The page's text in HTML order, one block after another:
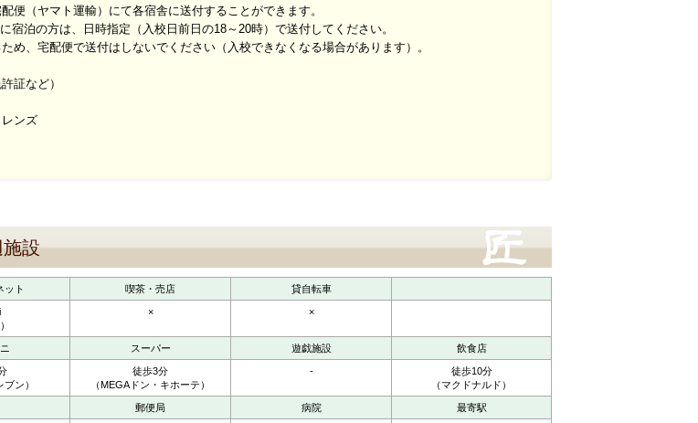
便（ヤマト運輸）にて各宿舎に送付することができます。
宿泊の方は、日時指定（入校日前日の18～20時）で送付してください。
め、宅配便で送付はしないでください（入校できなくなる場合があります）。
証など）
ンズ
設
ット 喫茶・売店 貸自転車
× ×
スーパー 遊戯施設 飲食店
ブン）
徒歩3分
（MEGAドン・キホーテ）
-
徒歩10分
（マクドナルド）
郵便局 病院 最寄駅